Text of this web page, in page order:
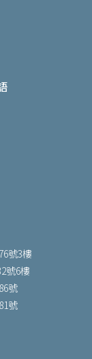
號3樓
號6樓
號
號